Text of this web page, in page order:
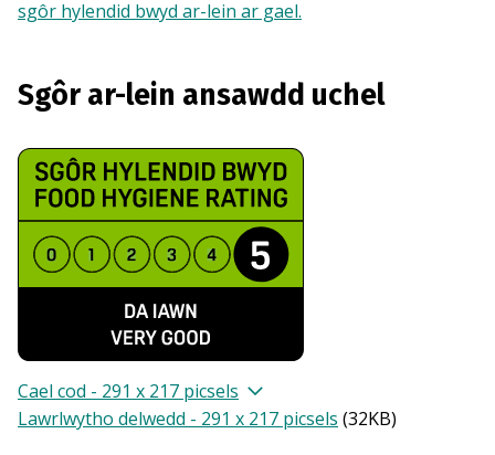
sgôr hylendid bwyd ar-lein ar gael.
Sgôr ar-lein ansawdd uchel
Cael cod - 291 x 217 picsels
Lawrlwytho delwedd - 291 x 217 picsels (32KB)